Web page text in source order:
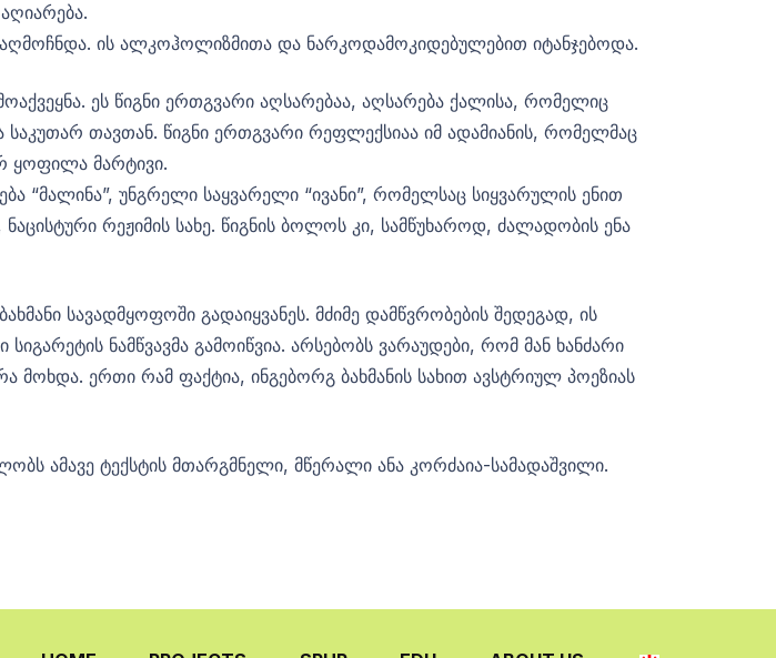
ის ალკოჰოლიზმითა და ნარკოდამოკიდებულებით იტანჯებოდა.
ეს წიგნი ერთგვარი აღსარებაა, აღსარება ქალისა, რომელიც
თავთან. წიგნი ერთგვარი რეფლექსიაა იმ ადამიანის, რომელმაც
ყოფილა მარტივი.
“მალინა”, უნგრელი საყვარელი “ივანი”, რომელსაც სიყვარულის ენით
რეჟიმის სახე. წიგნის ბოლოს კი, სამწუხაროდ, ძალადობის ენა
სავადმყოფოში გადაიყვანეს. მძიმე დამწვრობების შედეგად, ის
ნამწვავმა გამოიწვია. არსებობს ვარაუდები, რომ მან ხანძარი
მოხდა. ერთი რამ ფაქტია, ინგებორგ ბახმანის სახით ავსტრიულ პოეზიას
ამავე ტექსტის მთარგმნელი, მწერალი ანა კორძაია-სამადაშვილი.